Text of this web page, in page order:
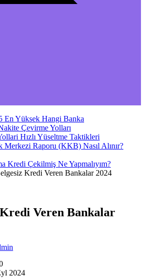
En Yüksek Hangi Banka
Çevirme Yolları
Hızlı Yüseltme Taktikleri
Merkezi Raporu (KKB) Nasıl Alınır?
Kredi Çekilmiş Ne Yapmalıyım?
Kredi Veren Bankalar 2024
Veren Bankalar
2024